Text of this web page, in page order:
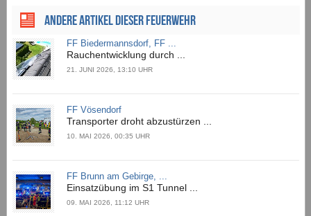
ANDERE ARTIKEL DIESER FEUERWEHR
FF Biedermannsdorf, FF ...
Rauchentwicklung durch ...
21. JUNI 2026, 13:10 UHR
FF Vösendorf
Transporter droht abzustürzen ...
10. MAI 2026, 00:35 UHR
FF Brunn am Gebirge, ...
Einsatzübung im S1 Tunnel ...
09. MAI 2026, 11:12 UHR